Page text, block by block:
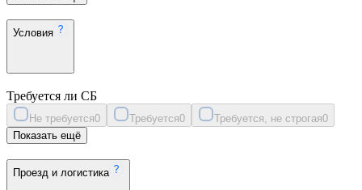
Условия
Требуется ли СБ
Не требуется0 Требуется0 Требуется, не строгая0
Показать ещё
Проезд и логистика